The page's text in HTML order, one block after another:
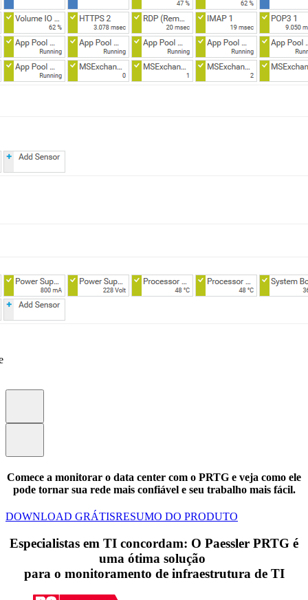
Comece a monitorar o data center com o PRTG e veja como ele
pode tornar sua rede mais confiável e seu trabalho mais fácil.
DOWNLOAD GRÁTISRESUMO DO PRODUTO
Especialistas em TI concordam: O Paessler PRTG é
uma ótima solução
para o monitoramento de infraestrutura de TI